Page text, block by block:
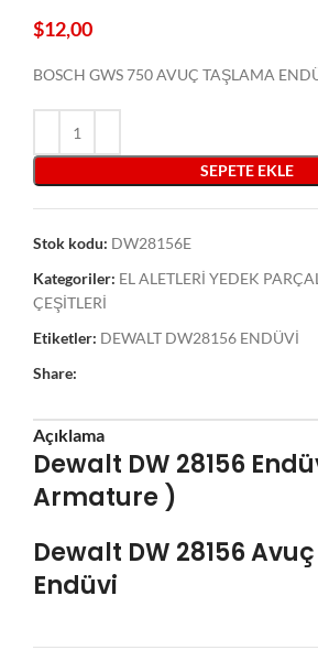
$12,00
BOSCH GWS 750 AVUÇ TAŞLAMA
SEPETE EKLE
Stok kodu: DW28156E
Kategoriler: EL ALETLERİ YEDEK
ÇEŞİTLERİ
Etiketler: DEWALT DW28156 ENDÜVİ
Share:
Açıklama
Dewalt DW 28156
Armature )
Dewalt DW 28156
Endüvi